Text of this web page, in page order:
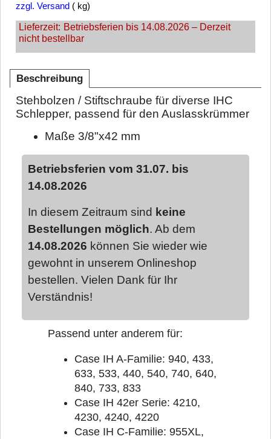
zzgl. Versand kg
Lieferzeit: Betriebsferien bis 14.08.2026 – Derzeit
nicht bestellbar
Beschreibung
Stehbolzen / Stiftschraube für diverse IHC
Schlepper, passend für den Auslasskrümmer
Maße 3/8"x42 mm
Betriebsferien vom 31.07. bis
14.08.2026
In diesem Zeitraum sind keine
Bestellungen möglich. Ab dem
14.08.2026 können Sie wieder wie
gewohnt in unserem Onlineshop
bestellen. Vielen Dank für Ihr
Verständnis!
Passend unter anderem für:
Case IH A-Familie: 940, 433,
633, 533, 440, 540, 740, 640,
840, 733, 833
Case IH 42er Serie: 4210,
4230, 4240, 4220
Case IH C-Familie: 955XL,